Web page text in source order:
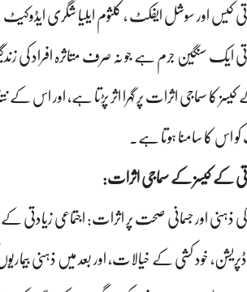
کیس اور سوشل ایفکٹ , کلثوم ایلیا شگری ایڈوکیٹ
ایک سنگین جرم ہے جو نہ صرف متاثرہ افراد کی
کا سماجی اثرات پر گہرا اثر پڑتا ہے، اور اس
اس کا سامنا ہوتا ہے۔
کے کیسز کے سماجی اثرات:
کی ذہنی اور جسمانی صحت پر اثرات: اجتماعی